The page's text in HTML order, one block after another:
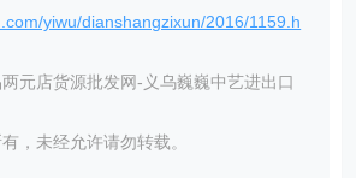
yiwu/dianshangzixun/2016/1159.h
元店货源批发网-义乌巍巍中艺进出口
，未经允许请勿转载。